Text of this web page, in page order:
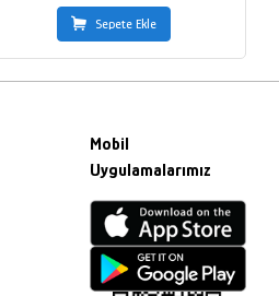
Sepete Ekle
Mobil
Uygulamalarımız